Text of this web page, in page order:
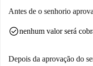
Segurança: Câmeras de
equipe de gerenciamento
incentivar a interação da
Antes de o senhorio
check_circlenenhum valor será
Depois da aprovação do